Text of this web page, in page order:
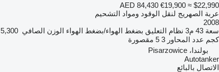
AED 84,430 €19,900 ≈ $22,990
عربة الصهريج لنقل الوقود ومواد التشحيم
2008
سعة 43 م3 نظام التعليق بضغط الهواء/بضغط الهواء الوزن الصافي 5,300
كجم عدد المحاور 3 5 مقصورة
بولندا، Pisarzowice
Autotanker
الاتصال بالبائع